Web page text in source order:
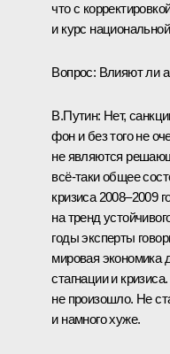
что с
и курс
Вопрос: Влияют ли
В.Путин: Нет,
фон и без того не
не являются
всё‑таки общее
кризиса 2008–2009
на тренд
годы эксперты
мировая экономика
стагнации и
не произошло. Не
и намного хуже.